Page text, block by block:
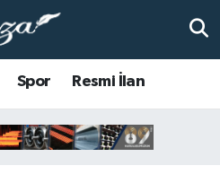
Spor Resmi İlan